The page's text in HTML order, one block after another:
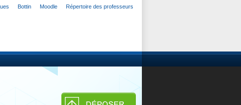
Bottin Moodle Répertoire des professeurs